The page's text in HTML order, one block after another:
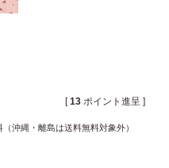
[ 13 ポイント進呈 ]
沖縄・離島は送料無料対象外）